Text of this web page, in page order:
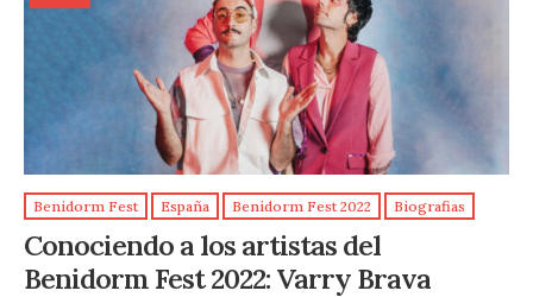
Benidorm Fest España Benidorm Fest 2022 Biografias
Conociendo a los artistas del
Benidorm Fest 2022: Varry Brava